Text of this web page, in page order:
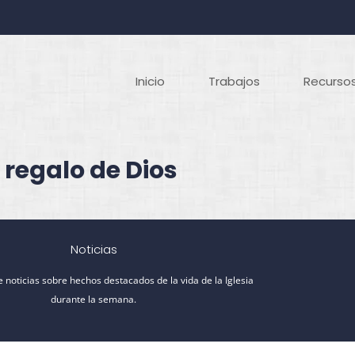
de Dios
Inicio Trabajos
Noticias
noticias sobre hechos destacados de la vida de la Iglesia
durante la semana.